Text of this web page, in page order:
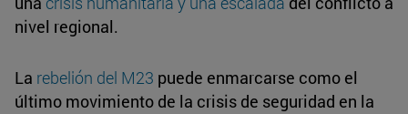
nivel regional.
La rebelión del M23 puede enmarcarse como el
último movimiento de la crisis de seguridad en la